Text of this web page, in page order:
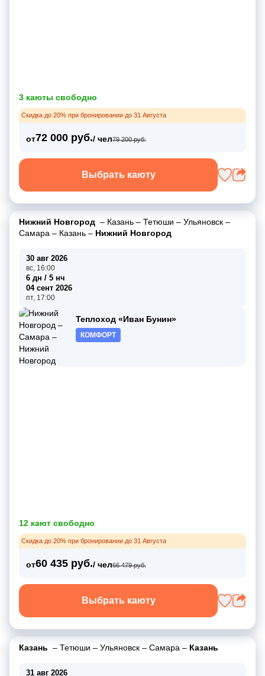
3 каюты свободно
Скидка до 20% при бронировании до 31 Августа
от72 000 руб./ чел79 200 руб.
Выбрать каюту
Нижний Новгород – Казань – Тетюши – Ульяновск –
Самара – Казань – Нижний Новгород
30 авг 2026
вс, 16:00
6 дн / 5 нч
04 сент 2026
пт, 17:00
Теплоход «Иван Бунин»
КОМФОРТ
12 кают свободно
Скидка до 20% при бронировании до 31 Августа
от60 435 руб./ чел66 479 руб.
Выбрать каюту
Казань – Тетюши – Ульяновск – Самара – Казань
31 авг 2026